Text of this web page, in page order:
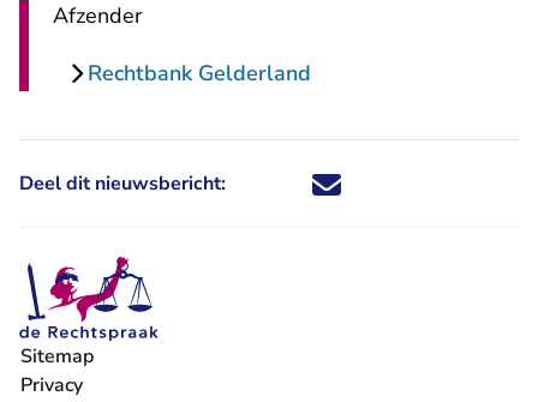
Afzender
Rechtbank Gelderland
Deel dit nieuwsbericht: Deel dit nieuwsbericht via X -
Deel dit nieuwsbericht via
Deel dit nieuwsbericht
Deel dit
Sitemap
Privacy